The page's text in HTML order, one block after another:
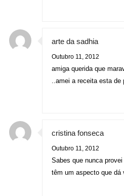
arte da sadhia
Outubro 11, 2012
amiga querida que
..amei a receita esta
cristina fonseca
Outubro 11, 2012
Sabes que nunca
têm um aspecto que dá